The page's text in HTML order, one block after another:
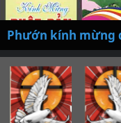
Phướn kính mừng